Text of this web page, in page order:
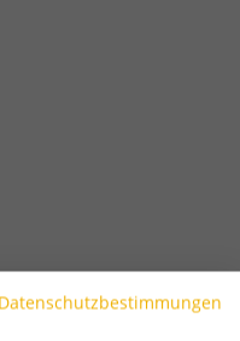
Datenschutzbestimmungen